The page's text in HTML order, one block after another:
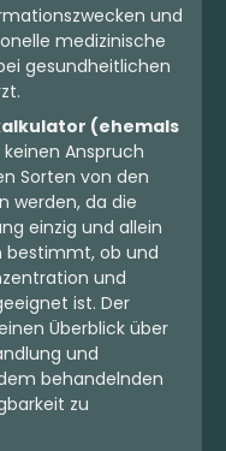
und
medizinische
gesundheitlichen
(ehemals
Anspruch
Sorten von den
werden, da die
einzig und allein
bestimmt, ob und
und
ist. Der
Überblick über
und
behandelnden
zu